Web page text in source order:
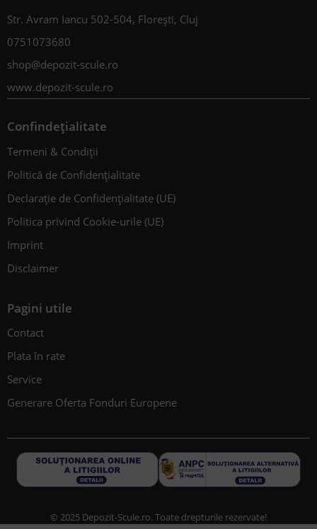
Str. Avram Iancu 502-504, Florești, Cluj
0751073680
shop@depozit-scule.ro
www.depozit-scule.ro
Confindețialitate
Termeni & Condiții
Politică de Confidențialitate
Declarație de Confidențialitate (UE)
Politica privind Cookie-urile (UE)
Imprint
Disclaimer
Pagini utile
Contact
Plata în rate
Service
Generare Oferta Fonduri Europene
© 2025 Depozit-Scule.ro. Toate drepturile rezervate!